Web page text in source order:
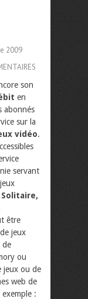
2009
son
en
abonnés
sur la
vidéo.
servant
être
jeux
de
ou
jeux ou de
web de
: